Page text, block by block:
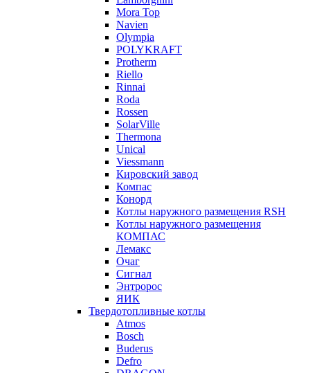
Mora Top
Navien
Olympia
POLYKRAFT
Protherm
Riello
Rinnai
Roda
Rossen
SolarVille
Thermona
Unical
Viessmann
Кировский завод
Компас
Конорд
Котлы наружного размещения RSH
Котлы наружного размещения
КОМПАС
Лемакс
Очаг
Сигнал
Энтророс
ЯИК
Твердотопливные котлы
Atmos
Bosch
Buderus
Defro